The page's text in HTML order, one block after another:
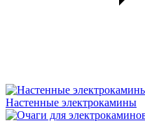
Настенные электрокамины